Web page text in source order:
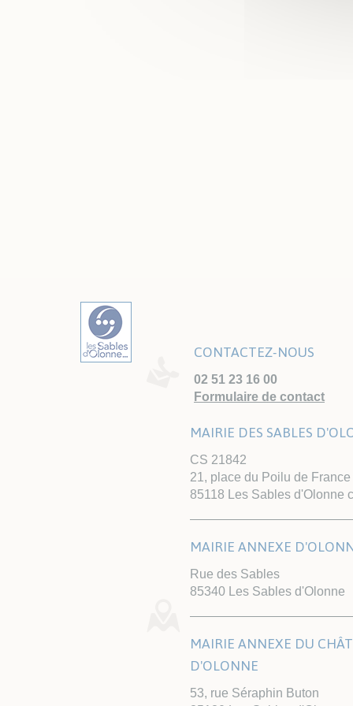
CONTACTEZ-NOUS
02 51 23 16 00
Formulaire de contact
MAIRIE DES SABLES
CS 21842
21, place du Poilu de France
85118 Les Sables d'Olonne
MAIRIE ANNEXE
Rue des Sables
85340 Les Sables d'Olonne
MAIRIE ANNEXE DU
D'OLONNE
53, rue Séraphin Buton